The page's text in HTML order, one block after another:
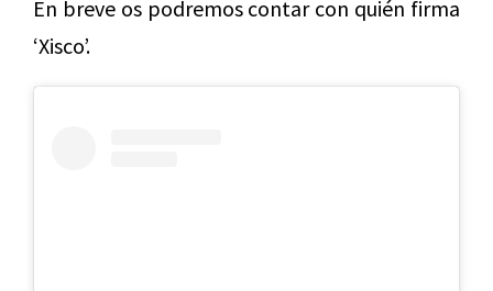
En breve os podremos contar con quién firma
‘Xisco’.